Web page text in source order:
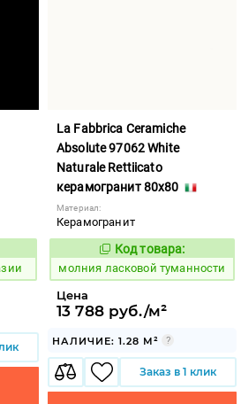
La Fabbrica Ceramiche
Absolute 97062 White
Naturale Rettiicato
керамогранит 80x80
Материал:
Керамогранит
1005359
Код товара:
молния ласковой туманности
Цена
13 788 руб./м²
НАЛИЧИЕ: 1.28 М²
Заказ в 1 клик